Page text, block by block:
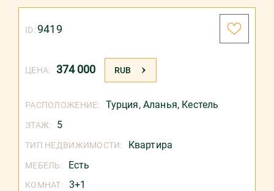
ЦЕНА: 374 000 RUB
ID:9419
РАСПОЛОЖЕНИЕ: Турция, Аланья, Кестель
ЭТАЖ: 5
ТИП НЕДВИЖИМОСТИ: Квартира
МЕБЕЛЬ: Есть
КОМНАТ: 3+1